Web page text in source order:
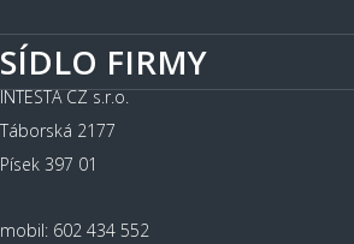
SÍDLO FIRMY
INTESTA CZ s.r.o.
Táborská 2177
Písek 397 01
mobil: 602 434 552